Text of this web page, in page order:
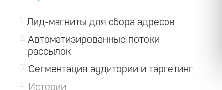
1 Лид-магниты для сбора адресов
2 Автоматизированные потоки
рассылок
3 Сегментация аудитории и таргетинг
Истории